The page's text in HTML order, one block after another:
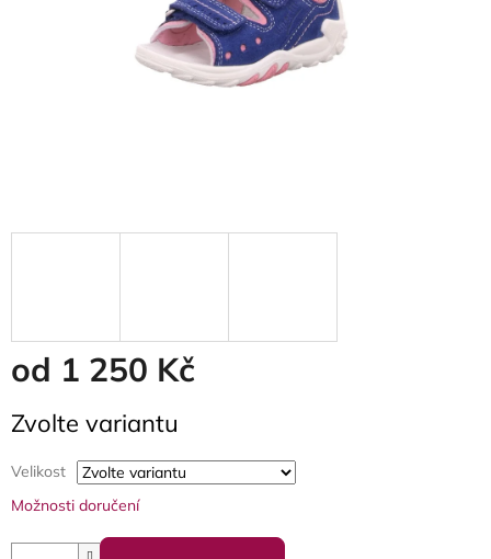
od 1 250 Kč
cena:
Zvolte variantu
Velikost
Možnosti doručení